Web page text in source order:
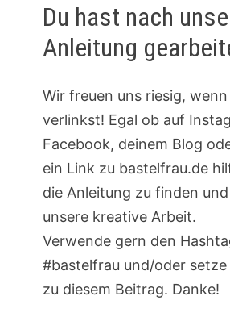
Du hast nach
Anleitung
Wir freuen uns riesig,
verlinkst! Egal ob auf
Facebook, deinem Blog
ein Link zu bastelfrau.de
die Anleitung zu finden
unsere kreative Arbeit.
Verwende gern den
#bastelfrau und/oder setze
zu diesem Beitrag. Danke!